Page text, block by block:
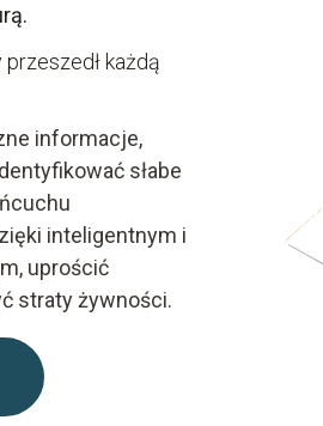
każdą
informacje,
słabe
inteligentnym i
uprościć
straty żywności.